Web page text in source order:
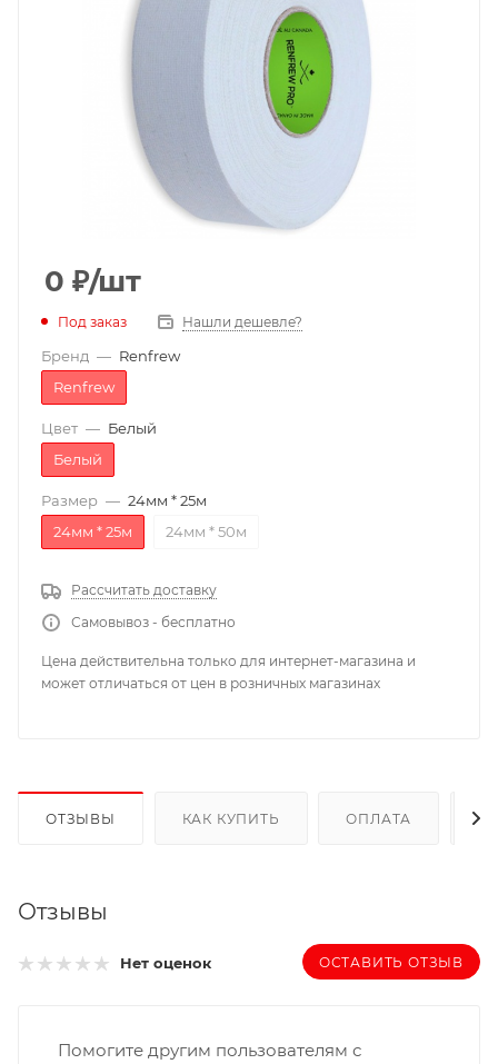
0 ₽/шт
Под заказ Нашли дешевле?
Бренд — Renfrew
Renfrew
Цвет — Белый
Белый
Размер — 24мм * 25м
24мм * 25м
24мм * 50м
Рассчитать доставку
Самовывоз - бесплатно
Цена действительна только для интернет-магазина и
может отличаться от цен в розничных магазинах
ОТЗЫВЫ КАК КУПИТЬ ОПЛАТА
Отзывы
Нет оценок ОСТАВИТЬ ОТЗЫВ
Помогите другим пользователям с